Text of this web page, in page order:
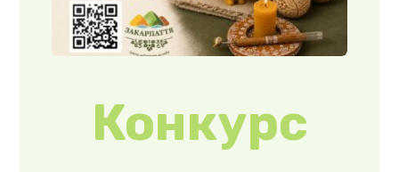
я 2026»
року розпочався